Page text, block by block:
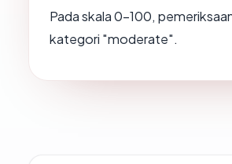
Pada skala 0-100,
kategori "moderate".